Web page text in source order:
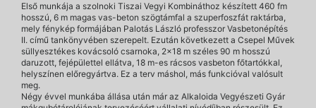
Első munkája a szolnoki Tiszai Vegyi Kombináthoz készített 460 fm
hosszú, 6 m magas vas-beton szögtámfal a szuperfoszfát raktárba,
mely fénykép formájában Palotás László professzor Vasbetonépítés
II. című tankönyvében szerepelt. Ezután következett a Csepel Művek
süllyesztékes kovácsoló csarnoka, 2×18 m széles 90 m hosszú
daruzott, fejépülettel ellátva, 18 m-es rácsos vasbeton főtartókkal,
helyszínen előregyártva. Ez a terv máshol, más funkcióval valósult
meg.
Négy évvel munkába állása után már az Alkaloida Vegyészeti Gyár